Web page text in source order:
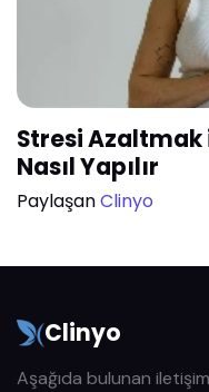
Stresi Azaltmak
Nasıl Yapılır
PaylaşanClinyo
Clinyo
Aşağıda bulunan